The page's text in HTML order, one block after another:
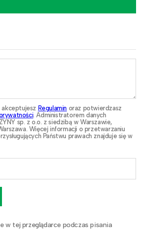
akceptujesz Regulamin oraz potwierdzasz
. Administratorem danych
sp. z o.o. z siedzibą w Warszawie,
Więcej informacji o przetwarzaniu
Państwu prawach znajduje się w
w tej przeglądarce podczas pisania